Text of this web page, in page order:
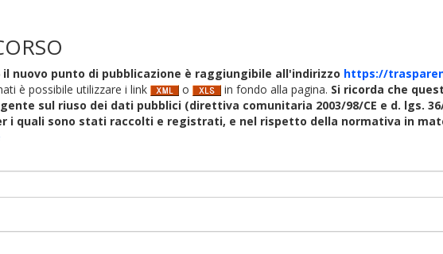
il nuovo punto di pubblicazione è raggiungibile all'indirizzo https://
è possibile utilizzare i link
o in fondo alla pagina. Si ricorda che
sul riuso dei dati pubblici (direttiva comunitaria 2003/98/CE e d. lgs.
i quali sono stati raccolti e registrati, e nel rispetto della normativa in